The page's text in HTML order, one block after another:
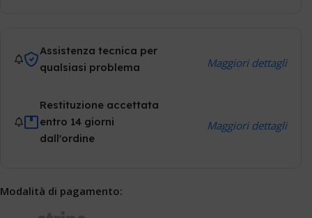
Assistenza tecnica per
qualsiasi problema
Maggiori dettagli
Restituzione accettata
entro 14 giorni
dall'ordine
Maggiori dettagli
Modalità di pagamento: